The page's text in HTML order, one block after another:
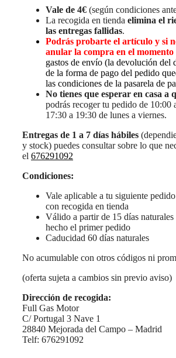
Vale de 4€ (según condiciones
La recogida en tienda elimina el
las entregas fallidas.
Podrás probarte el artículo y si
anular la compra en el momento
gastos de envío (la devolución del
de la forma de pago del pedido
las condiciones de la pasarela de
No tienes que esperar en casa a
podrás recoger tu pedido de 10:00
17:30 a 19:30 de lunes a viernes.
Entregas de 1 a 7 días hábiles
y stock) puedes consultar sobre lo que
el 676291092
Condiciones:
Vale aplicable a tu siguiente
con recogida en tienda
Válido a partir de 15 días naturales
hecho el primer pedido
Caducidad 60 días naturales
No acumulable con otros códigos ni
(oferta sujeta a cambios sin previo aviso)
Dirección de recogida:
Full Gas Motor
C/ Portugal 3 Nave 1
28840 Mejorada del Campo – Madrid
Telf: 676291092